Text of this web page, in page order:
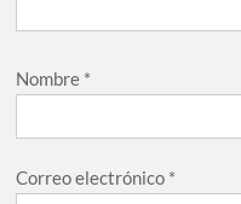
Nombre *
Correo electrónico *